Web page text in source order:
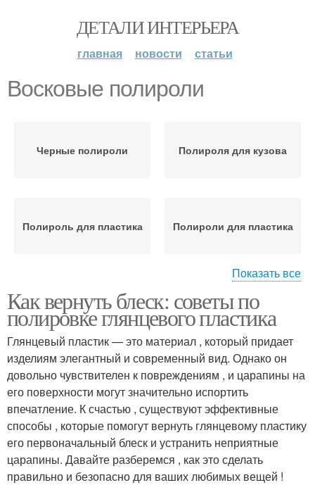
ДЕТАЛИ ИНТЕРЬЕРА
главная новости статьи
Восковые полироли
Черные полироли Полироля для кузова
Полироль для пластика Полироли для пластика
Полироля для пластика
пластиковых деталей
Полироли на
пластиковых деталях
Полироли для
пластиковых деталей
Показать все
Как вернуть блеск: советы по
полировке глянцевого пластика
Глянцевый пластик — это материал , который придает
изделиям элегантный и современный вид. Однако он
довольно чувствителен к повреждениям , и царапины на
его поверхности могут значительно испортить
впечатление. К счастью , существуют эффективные
способы , которые помогут вернуть глянцевому пластику
его первоначальный блеск и устранить неприятные
царапины. Давайте разберемся , как это сделать
правильно и безопасно для ваших любимых вещей !